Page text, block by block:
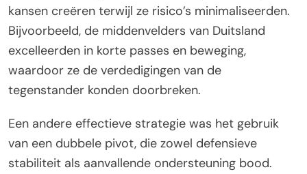
kansen creëren terwijl ze risico’s minimaliseerden.
Bijvoorbeeld, de middenvelders van Duitsland
excelleerden in korte passes en beweging,
waardoor ze de verdedigingen van de
tegenstander konden doorbreken.
Een andere effectieve strategie was het gebruik
van een dubbele pivot, die zowel defensieve
stabiliteit als aanvallende ondersteuning bood.